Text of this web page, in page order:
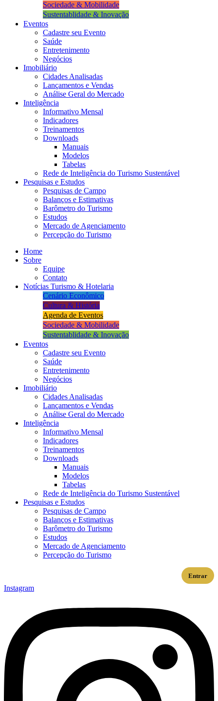
Sociedade & Mobilidade
Sustentablidade & Inovação
Eventos
Cadastre seu Evento
Saúde
Entretenimento
Negócios
Imobiliário
Cidades Analisadas
Lançamentos e Vendas
Análise Geral do Mercado
Inteligência
Informativo Mensal​
Indicadores
Treinamentos
Downloads
Manuais
Modelos
Tabelas
Rede de Inteligência do Turismo Sustentável
Pesquisas e Estudos
Pesquisas de Campo
Balanços e Estimativas
Barômetro do Turismo
Estudos
Mercado de Agenciamento
Percepção do Turismo
Home
Sobre
Equipe
Contato
Notícias Turismo & Hotelaria
Cenário Econômico
Cultura & História
Agenda de Eventos
Sociedade & Mobilidade
Sustentablidade & Inovação
Eventos
Cadastre seu Evento
Saúde
Entretenimento
Negócios
Imobiliário
Cidades Analisadas
Lançamentos e Vendas
Análise Geral do Mercado
Inteligência
Informativo Mensal​
Indicadores
Treinamentos
Downloads
Manuais
Modelos
Tabelas
Rede de Inteligência do Turismo Sustentável
Pesquisas e Estudos
Pesquisas de Campo
Balanços e Estimativas
Barômetro do Turismo
Estudos
Mercado de Agenciamento
Percepção do Turismo
Entrar
Instagram